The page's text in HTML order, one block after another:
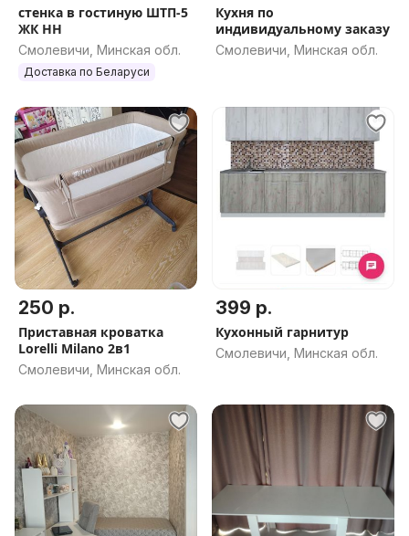
стенка в гостиную ШТП-5
ЖК НН
Смолевичи, Минская обл.
Доставка по Беларуси
Кухня по
индивидуальному заказу
Смолевичи, Минская обл.
250 р.
Приставная кроватка
Lorelli Milano 2в1
Смолевичи, Минская обл.
399 р.
Кухонный гарнитур
Смолевичи, Минская обл.